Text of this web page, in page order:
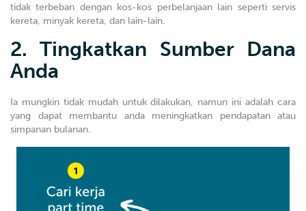
tidak terbeban dengan kos-kos perbelanjaan lain seperti servis
kereta, minyak kereta, dan lain-lain.
2. Tingkatkan Sumber Dana
Anda
Ia mungkin tidak mudah untuk dilakukan, namun ini adalah cara
yang dapat membantu anda meningkatkan pendapatan atau
simpanan bulanan.